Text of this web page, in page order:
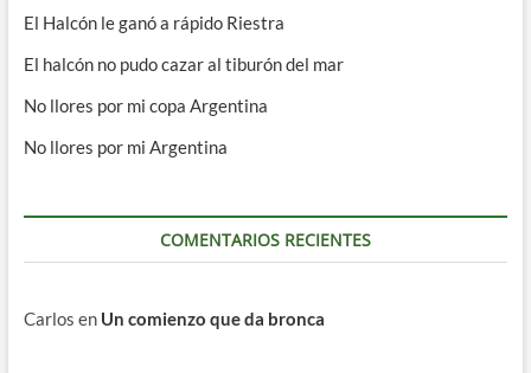
El Halcón le ganó a rápido Riestra
El halcón no pudo cazar al tiburón del mar
No llores por mi copa Argentina
No llores por mi Argentina
COMENTARIOS RECIENTES
Carlos en Un comienzo que da bronca